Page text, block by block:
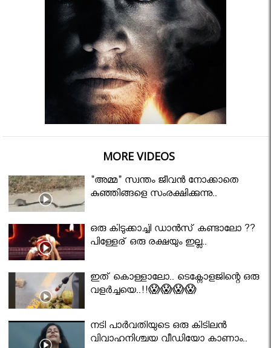
MORE VIDEOS
"അമ്മ" സ്വന്തം ജീവൻ നോക്കാതെ
കുഞ്ഞിങ്ങളെ സംരക്ഷിക്കുന്നു..
ഒരു കിടുക്കാച്ചി ഡാൻസ് കണ്ടാലോ ??
പിള്ളേര് ഒരു രക്ഷയും ഇല്ല..
ഇത് കൊള്ളാലോ.. ടെക്നോളജിന്റെ ഒരു
വളർച്ചയെ..!!😱😱😱😱
നടി പാർവതിയുടെ ഒരു കിടിലൻ
വിവാഹനിശ്ചയ വീഡിയോ കാണാം..